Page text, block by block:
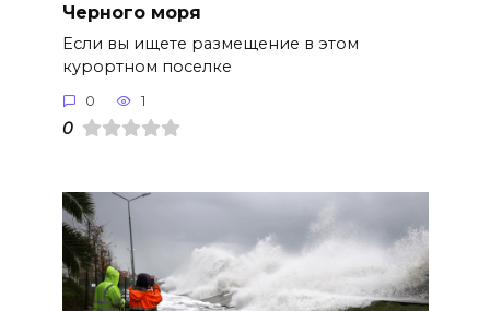
Черного моря
Если вы ищете размещение в этом
курортном поселке
0 1
0